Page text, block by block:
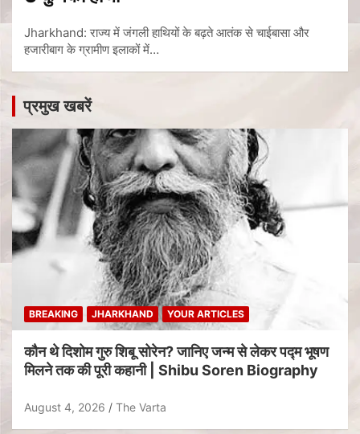
Jharkhand: राज्य में जंगली हाथियों के बढ़ते आतंक से चाईबासा और
हजारीबाग के ग्रामीण इलाकों में…
प्रमुख खबरें
BREAKING JHARKHAND YOUR ARTICLES
कौन थे दिशोम गुरु शिबू सोरेन? जानिए जन्म से लेकर पद्म भूषण
मिलने तक की पूरी कहानी | Shibu Soren Biography
August 4, 2026 The Varta